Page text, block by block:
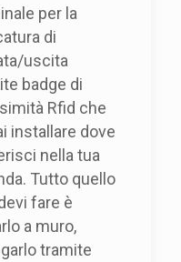
per la
di
uscita
badge di
Rfid che
installare dove
nella tua
Tutto quello
fare è
a muro,
tramite